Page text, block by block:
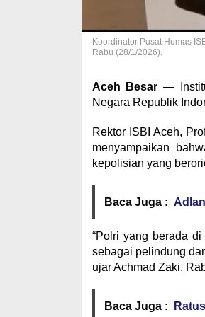
Koordinator Pusat Humas
Rabu (28/1/2026).
Aceh Besar —
Negara Republik
Rektor ISBI Aceh,
menyampaikan
kepolisian yang
Baca Juga :
“Polri yang berada
sebagai pelindung
ujar Achmad Zaki,
Baca Juga :